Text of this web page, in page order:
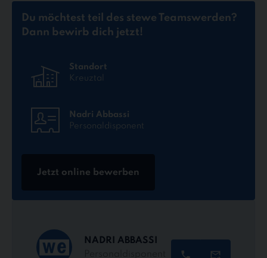
Du möchtest teil des stewe Teamswerden?
Dann bewirb dich jetzt!
Standort
Kreuztal
Nadri Abbassi
Personaldisponent
Jetzt online bewerben
NADRI ABBASSI